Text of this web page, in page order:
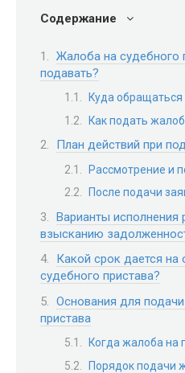
Содержание
Жалоба на судебного
подавать?
Куда
Как подать
План действий при
Рассмотрение и
После подачи
Варианты исполнения
взысканию
Какой срок дается
судебного пристава?
Основания для
пристава
Когда жалоба на
Порядок подачи